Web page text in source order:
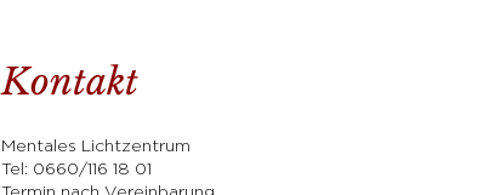
Kontakt
Mentales Lichtzentrum
Tel: 0660/116 18 01
Termin nach Vereinbarung